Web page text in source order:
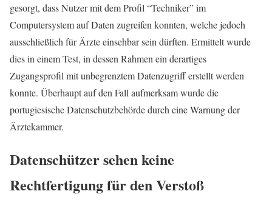
gesorgt, dass Nutzer mit dem Profil “Techniker” im
Computersystem auf Daten zugreifen konnten, welche jedoch
ausschließlich für Ärzte einsehbar sein dürften. Ermittelt wurde
dies in einem Test, in dessen Rahmen ein derartiges
Zugangsprofil mit unbegrenztem Datenzugriff erstellt werden
konnte. Überhaupt auf den Fall aufmerksam wurde die
portugiesische Datenschutzbehörde durch eine Warnung der
Ärztekammer.
Datenschützer sehen keine
Rechtfertigung für den Verstoß